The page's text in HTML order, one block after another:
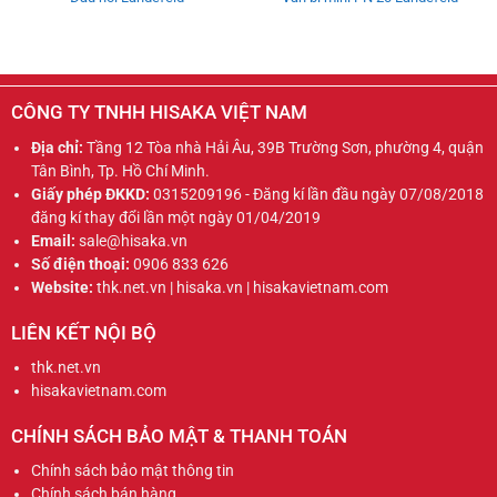
CÔNG TY TNHH HISAKA VIỆT NAM
Địa chỉ: Tầng 12 Tòa nhà Hải Âu, 39B Trường Sơn, phường 4, quận
Tân Bình, Tp. Hồ Chí Minh.
Giấy phép ĐKKD: 0315209196 - Đăng kí lần đầu ngày 07/08/2018
đăng kí thay đổi lần một ngày 01/04/2019
Email: sale@hisaka.vn
Số điện thoại: 0906 833 626
Website: thk.net.vn | hisaka.vn | hisakavietnam.com
LIÊN KẾT NỘI BỘ
thk.net.vn
hisakavietnam.com
CHÍNH SÁCH BẢO MẬT & THANH TOÁN
Chính sách bảo mật thông tin